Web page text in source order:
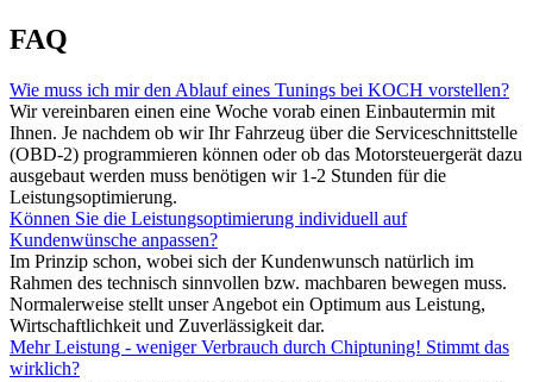
FAQ
Wie muss ich mir den Ablauf eines Tunings bei KOCH vorstellen?
Wir vereinbaren einen eine Woche vorab einen Einbautermin mit
Ihnen. Je nachdem ob wir Ihr Fahrzeug über die Serviceschnittstelle
(OBD-2) programmieren können oder ob das Motorsteuergerät dazu
ausgebaut werden muss benötigen wir 1-2 Stunden für die
Leistungsoptimierung.
Können Sie die Leistungsoptimierung individuell auf
Kundenwünsche anpassen?
Im Prinzip schon, wobei sich der Kundenwunsch natürlich im
Rahmen des technisch sinnvollen bzw. machbaren bewegen muss.
Normalerweise stellt unser Angebot ein Optimum aus Leistung,
Wirtschaftlichkeit und Zuverlässigkeit dar.
Mehr Leistung - weniger Verbrauch durch Chiptuning! Stimmt das
wirklich?